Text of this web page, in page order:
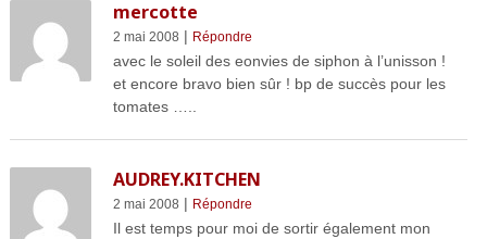
mercotte
2 mai 2008 | Répondre
avec le soleil des eonvies de siphon à l’unisson !
et encore bravo bien sûr ! bp de succès pour les
tomates …..
AUDREY.KITCHEN
2 mai 2008 | Répondre
Il est temps pour moi de sortir également mon